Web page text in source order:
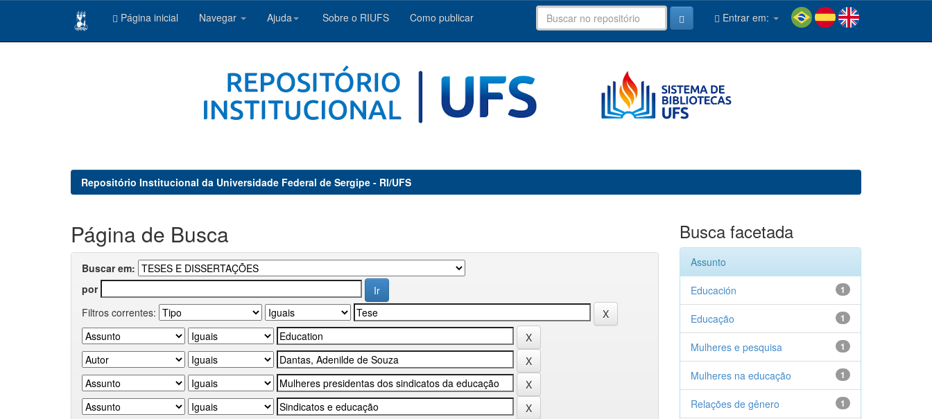
Página inicial Navegar Ajuda Sobre o RIUFS Como publicar Entrar em:
Repositório Institucional da Universidade Federal de Sergipe - RI/UFS
Página de Busca
Buscar em:
por
Filtros correntes:
Busca facetada
Assunto
1
Educación
1
Educação
1
Mulheres e pesquisa
1
Mulheres na educação
1
Relações de gênero